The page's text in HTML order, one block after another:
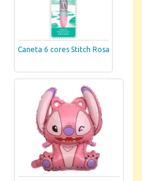
Caneta 6 cores Stitch Rosa